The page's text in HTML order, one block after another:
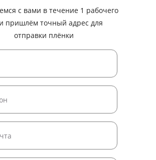
с вами в течение 1 рабочего
пришлём точный адрес для
отправки плёнки